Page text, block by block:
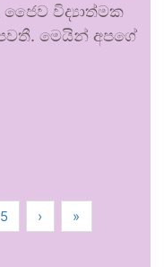
ජෛව විද්‍යාත්මක
මෙයින් අපගේ
5 › »